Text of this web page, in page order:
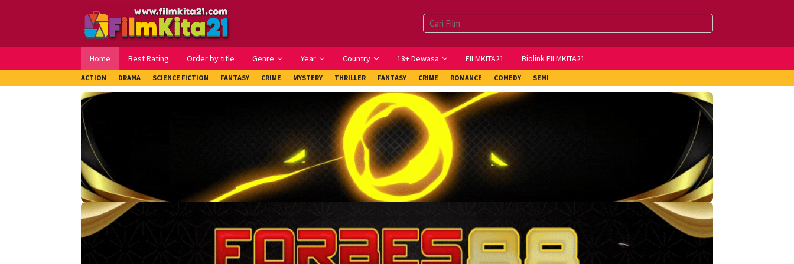
Home Best Rating Order by title Genre Year Country 18+ Dewasa FILMKITA21 Biolink FILMKITA21
ACTION DRAMA SCIENCE FICTION FANTASY CRIME MYSTERY THRILLER FANTASY CRIME ROMANCE COMEDY SEMI